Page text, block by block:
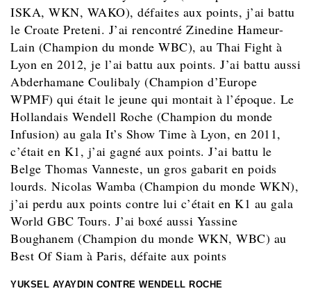
ISKA, WKN, WAKO), défaites aux points, j’ai battu
le Croate Preteni. J’ai rencontré Zinedine Hameur-
Lain (Champion du monde WBC), au Thai Fight à
Lyon en 2012, je l’ai battu aux points. J’ai battu aussi
Abderhamane Coulibaly (Champion d’Europe
WPMF) qui était le jeune qui montait à l’époque. Le
Hollandais Wendell Roche (Champion du monde
Infusion) au gala It’s Show Time à Lyon, en 2011,
c’était en K1, j’ai gagné aux points. J’ai battu le
Belge Thomas Vanneste, un gros gabarit en poids
lourds. Nicolas Wamba (Champion du monde WKN),
j’ai perdu aux points contre lui c’était en K1 au gala
World GBC Tours. J’ai boxé aussi Yassine
Boughanem (Champion du monde WKN, WBC) au
Best Of Siam à Paris, défaite aux points
YUKSEL AYAYDIN CONTRE WENDELL ROCHE